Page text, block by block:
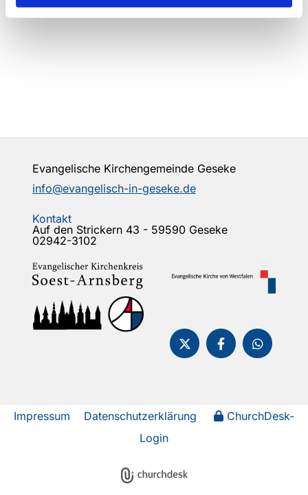
Evangelische Kirchengemeinde Geseke
info@evangelisch-in-geseke.de
Kontakt
Auf den Strickern 43 - 59590 Geseke
02942-3102
Impressum Datenschutzerklärung
ChurchDesk-
Login